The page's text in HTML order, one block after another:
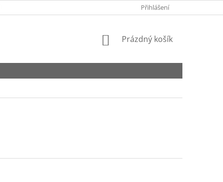
Přihlášení
NÁKUPNÍ
Prázdný košík